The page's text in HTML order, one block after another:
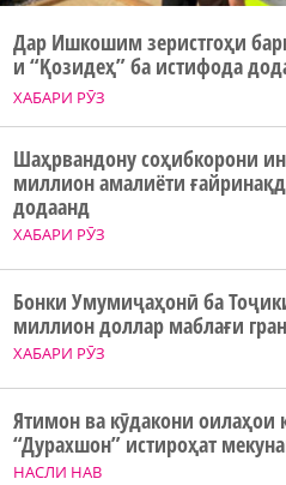
ХАБАРИ РӮЗ
Дар Ишкошим зеристгоҳи
и “Қозидеҳ” ба истифода
ХАБАРИ РӮЗ
Шаҳрвандону соҳибкорони
миллион амалиёти
додаанд
ХАБАРИ РӮЗ
Бонки Умумиҷаҳонӣ ба
миллион доллар маблағи
НАСЛИ НАВ
Ятимон ва кӯдакони оилаҳои
“Дурахшон” истироҳат